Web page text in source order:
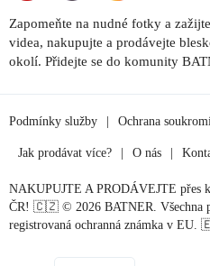
Zapomeňte na nudné fotky a
videa, nakupujte a prodávejte
okolí. Přidejte se do komunity
Podmínky služby Ochrana
Jak prodávat více? O nás
NAKUPUJTE A PRODÁVEJTE přes
ČR! 🇨🇿 © 2026 BATNER. Všechna
registrovaná ochranná známka v